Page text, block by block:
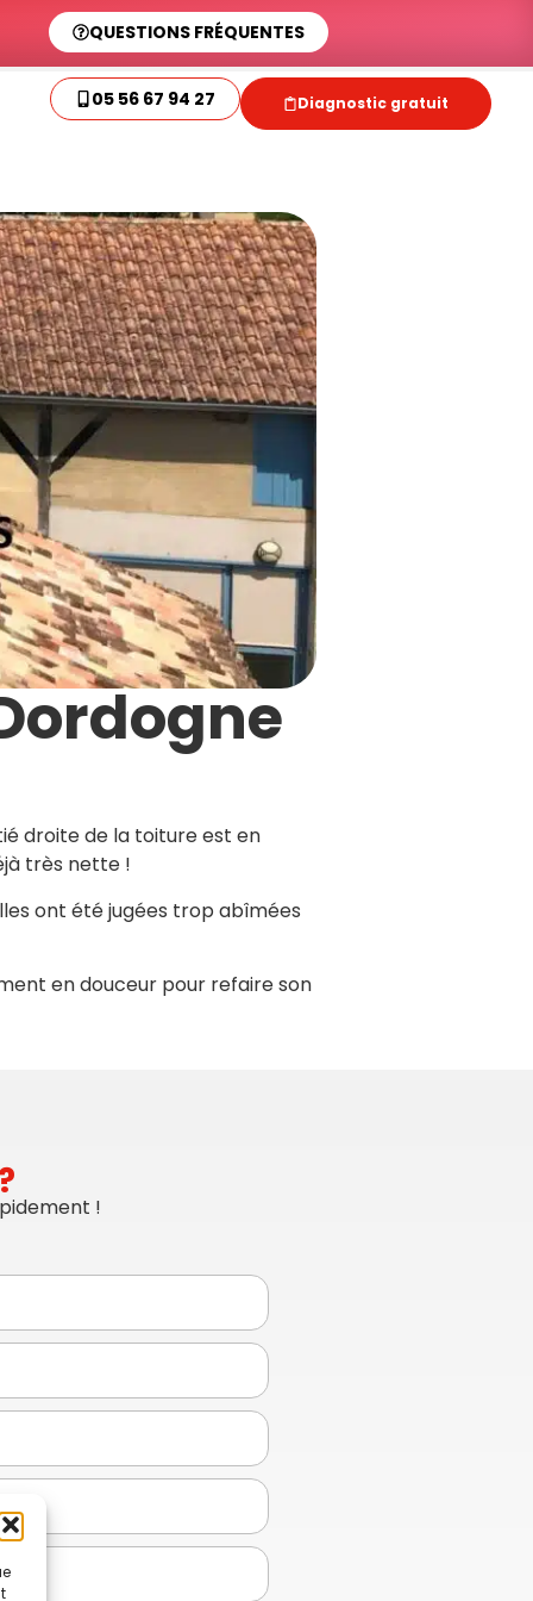
QUESTIONS FRÉQUENTES
05 56 67 94 27 Diagnostic gratuit
droite de la toiture est en
très nette !
ont été jugées trop abîmées
en douceur pour refaire son
!